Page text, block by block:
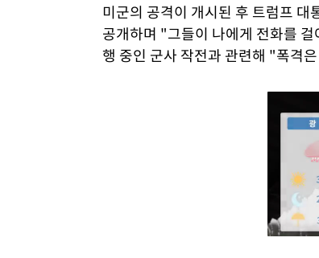
미군의 공격이 개시된 후 트럼프
공개하며 "그들이 나에게 전화를
행 중인 군사 작전과 관련해 "폭격